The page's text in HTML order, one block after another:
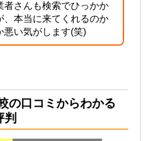
者さんも検索でひっかか
、本当に来てくれるのか
悪い気がします(笑)
の口コミからわかる
判